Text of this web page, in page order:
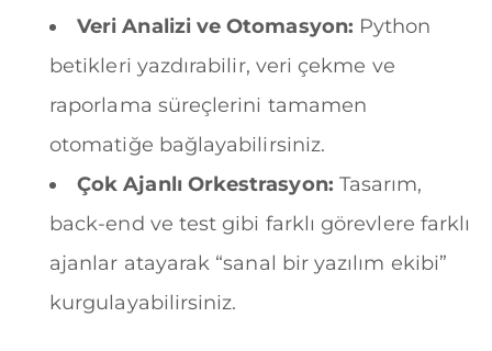
Veri Analizi ve Otomasyon: Python
betikleri yazdırabilir, veri çekme ve
raporlama süreçlerini tamamen
otomatiğe bağlayabilirsiniz.
Çok Ajanlı Orkestrasyon: Tasarım,
back-end ve test gibi farklı görevlere farklı
ajanlar atayarak “sanal bir yazılım ekibi”
kurgulayabilirsiniz.